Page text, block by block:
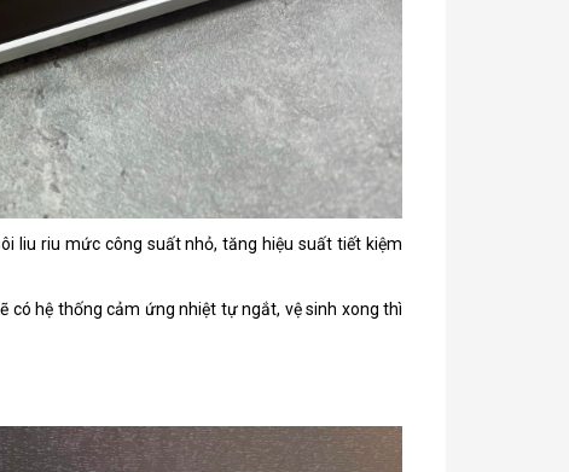
liu riu mức công suất nhỏ, tăng hiệu suất tiết kiệm
có hệ thống cảm ứng nhiệt tự ngắt, vệ sinh xong thì